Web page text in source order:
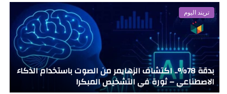
تريند اليوم
بدقة 78%.. اكتشاف الزهايمر من الصوت باستخدام الذكاء
الاصطناعي – ثورة في التشخيص المبكر!